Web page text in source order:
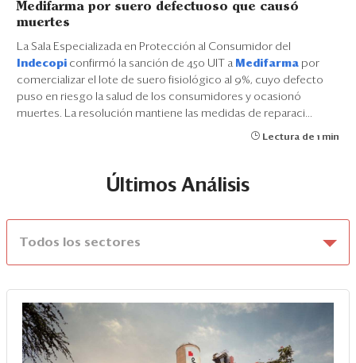
Medifarma por suero defectuoso que causó
muertes
La Sala Especializada en Protección al Consumidor del
Indecopi confirmó la sanción de 450 UIT a Medifarma por
comercializar el lote de suero fisiológico al 9%, cuyo defecto
puso en riesgo la salud de los consumidores y ocasionó
muertes. La resolución mantiene las medidas de reparaci...
Lectura de 1 min
Últimos Análisis
Todos los sectores